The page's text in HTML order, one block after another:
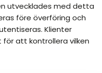
utvecklades med detta
före överföring och
Klienter
att kontrollera vilken